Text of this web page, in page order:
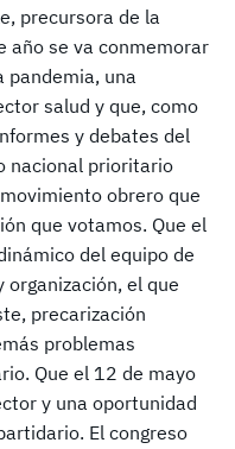
precursora de la
año se va conmemorar
pandemia, una
salud y que, como
y debates del
nacional prioritario
obrero que
que votamos. Que el
del equipo de
organización, el que
precarización
problemas
Que el 12 de mayo
y una oportunidad
El congreso